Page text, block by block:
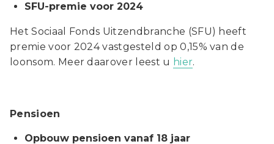
SFU-premie voor 2024
Het Sociaal Fonds Uitzendbranche (SFU) heeft
premie voor 2024 vastgesteld op 0,15% van de
loonsom. Meer daarover leest u hier.
Pensioen
Opbouw pensioen vanaf 18 jaar